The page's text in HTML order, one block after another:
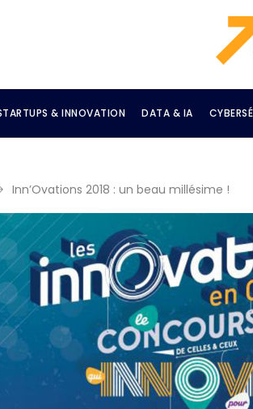
& INNOVATION DATA & IA
Inn’Ovations 2018 : un beau millésime !